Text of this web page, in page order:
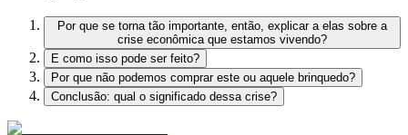
Por que se torna tão importante, então, explicar a elas sobre a
crise econômica que estamos vivendo?
E como isso pode ser feito?
Por que não podemos comprar este ou aquele brinquedo?
Conclusão: qual o significado dessa crise?